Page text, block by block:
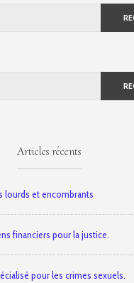
Articles récents
lourds et encombrants
financiers pour la justice.
pour les crimes sexuels.